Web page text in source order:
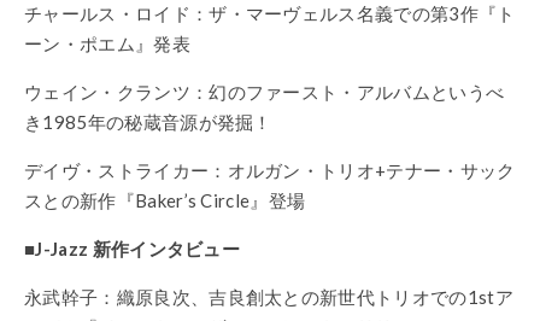
チャールス・ロイド：ザ・マーヴェルス名義での第3作『ト
ーン・ポエム』発表
ウェイン・クランツ：幻のファースト・アルバムというべ
き1985年の秘蔵音源が発掘！
デイヴ・ストライカー：オルガン・トリオ+テナー・サック
スとの新作『Baker’s Circle』登場
■J-Jazz 新作インタビュー
永武幹子：織原良次、吉良創太との新世代トリオでの1stア